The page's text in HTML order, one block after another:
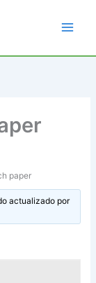
paper
actualizado por